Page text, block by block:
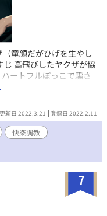
童顔だがひげを生やし
じ 高飛びしたヤクザが協
ートフルぼっこで騙さ
ことはしない（暴力は
ザ。組でへまをやらか
間にしわを寄せている。
ス。ペットを探してい
している。35歳。変
※メスイキ、調教、潮
す。 上記が苦手な方、
苦情は受け付けませんの
てこちらpixivで投稿した
novel/show.php?
新日 2022.3.21 登録日 2022.2.11
快楽調教
7